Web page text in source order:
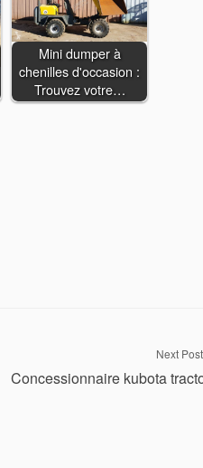
Mini dumper à
chenilles d'occasion :
Trouvez votre…
Next Post
Concessionnaire kubota